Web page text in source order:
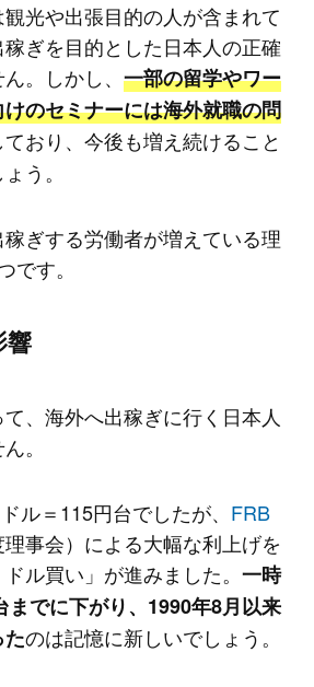
光や出張目的の人が含まれて
ぎを目的とした日本人の正確
。しかし、 一部の留学やワー
のセミナーには海外就職の問
おり、今後も増え続けること
う。
ぎする労働者が増えている理
です。
響
、海外へ出稼ぎに行く日本人
。
ル＝115円台でしたが、 FRB
理事会）による大幅な利上げを
ル買い」が進みました。 一時
までに下がり、1990年8月以来
のは記憶に新しいでしょう。